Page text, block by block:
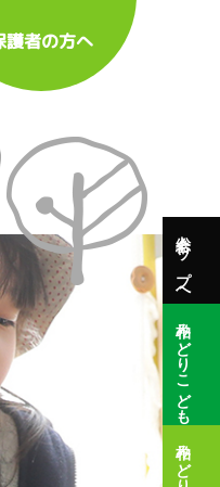
護者の方へ
総合トップへ
柏みどりこども園
柏みどり保育園